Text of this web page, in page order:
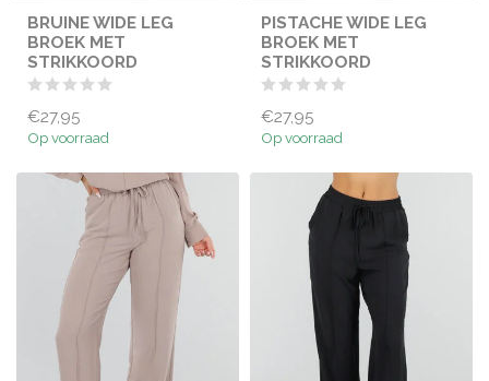
BRUINE WIDE LEG
BROEK MET
STRIKKOORD
€27,95
Op voorraad
PISTACHE WIDE LEG
BROEK MET
STRIKKOORD
€27,95
Op voorraad